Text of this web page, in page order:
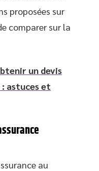
proposées sur
comparer sur la
un devis
: astuces et
au